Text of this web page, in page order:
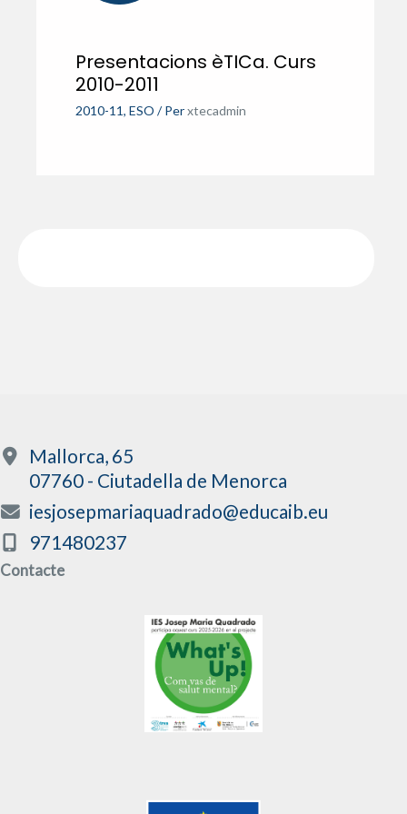
Presentacions èTICa. Curs
2010-2011
2010-11, ESO / Per xtecadmin
Mallorca, 65
07760 - Ciutadella de Menorca
iesjosepmariaquadrado@educaib.eu
971480237
Contacte